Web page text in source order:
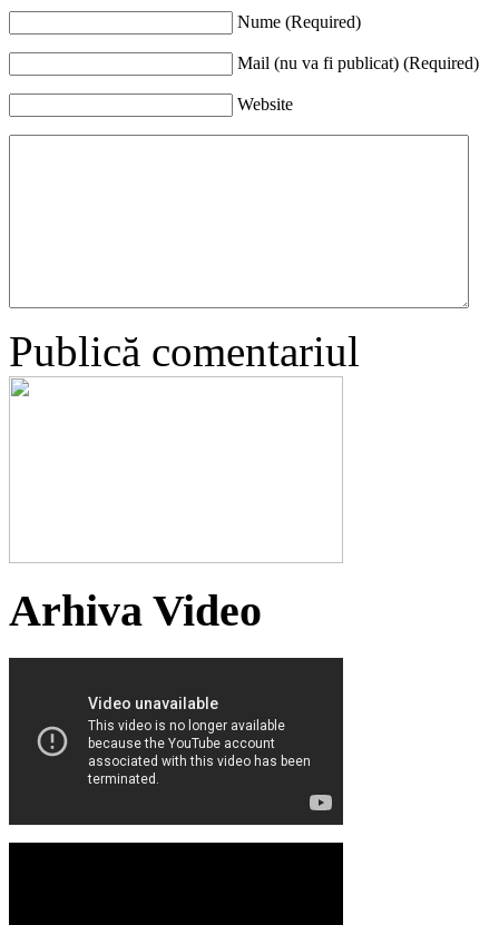
Nume (Required)
Mail (nu va fi publicat) (Required)
Website
Publică comentariul
Arhiva Video